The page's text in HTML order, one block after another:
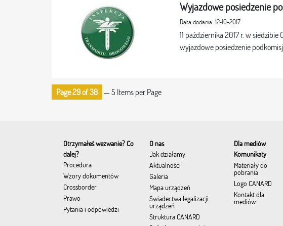
Wyjazdowe posiedzenie
Data dodania: 12-10-2017
11 października 2017 r. w
wyjazdowe posiedzenie
Page 29 of 38 — 5 Items per Page
Otrzymałeś wezwanie? Co
dalej?
Procedura
Wzory dokumentów
Crossborder
Prawo
Pytania i odpowiedzi
O nas
Jak działamy
Aktualności
Galeria
Mapa urządzeń
Świadectwa legalizacji
urządzeń
Struktura CANARD
Dla mediów
Komunikaty
Materiały do
pobrania
Logo CANARD
Kontakt dla
mediów